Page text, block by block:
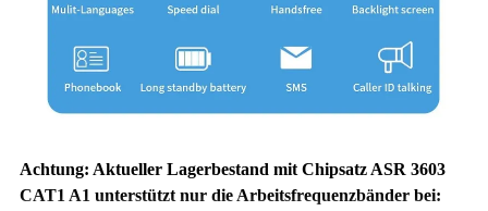
Achtung: Aktueller Lagerbestand mit Chipsatz ASR 3603
CAT1 A1 unterstützt nur die Arbeitsfrequenzbänder bei: